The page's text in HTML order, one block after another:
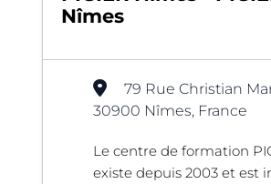
Nîmes
79 Rue Christian
30900 Nîmes, France
Le centre de formation
existe depuis 2003 et est